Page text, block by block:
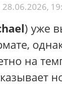
28.06.2026,
) уже
на